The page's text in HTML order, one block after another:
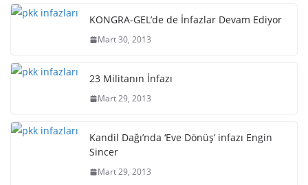
KONGRA-GEL’de de İnfazlar Devam Ediyor
Mart 30, 2013
23 Militanın İnfazı
Mart 29, 2013
Kandil Dağı’nda ‘Eve Dönüş’ infazı Engin
Sincer
Mart 29, 2013